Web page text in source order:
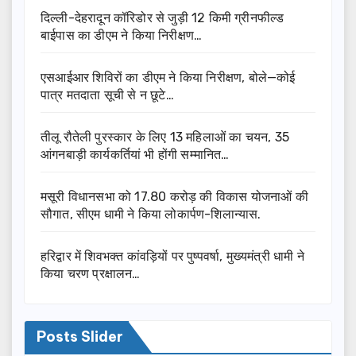
दिल्ली-देहरादून कॉरिडोर से जुड़ी 12 किमी ग्रीनफील्ड
बाईपास का डीएम ने किया निरीक्षण…
एसआईआर शिविरों का डीएम ने किया निरीक्षण, बोले—कोई
पात्र मतदाता सूची से न छूटे…
तीलू रौतेली पुरस्कार के लिए 13 महिलाओं का चयन, 35
आंगनबाड़ी कार्यकर्तियां भी होंगी सम्मानित…
मसूरी विधानसभा को 17.80 करोड़ की विकास योजनाओं की
सौगात, सीएम धामी ने किया लोकार्पण-शिलान्यास.
हरिद्वार में शिवभक्त कांवड़ियों पर पुष्पवर्षा, मुख्यमंत्री धामी ने
किया चरण प्रक्षालन…
Posts Slider